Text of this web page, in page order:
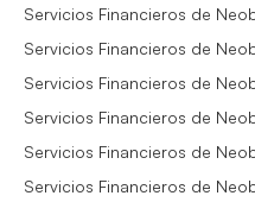
Servicios Financieros de
Servicios Financieros de
Servicios Financieros de
Servicios Financieros de
Servicios Financieros de
Servicios Financieros de